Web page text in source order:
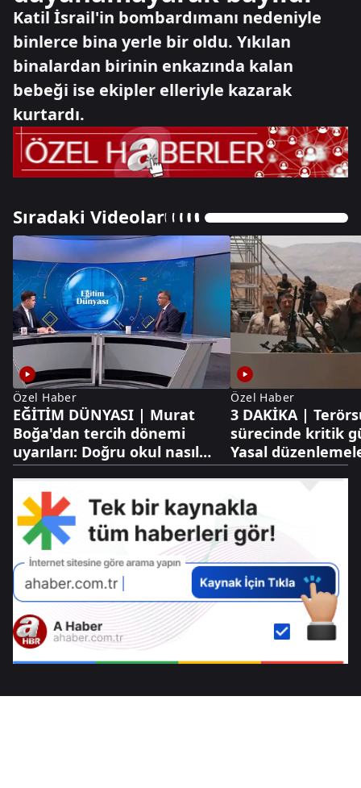
Katil İsrail'in bombardımanı nedeniyle
binlerce bina yerle bir oldu. Yıkılan
binalardan birinin enkazında kalan
bebeği ise ekipler elleriyle kazarak
kurtardı.
Sıradaki Videolar
Özel Haber
EĞİTİM DÜNYASI | Murat
Boğa'dan tercih dönemi
uyarıları: Doğru okul nasıl
seçilir?
Özel Haber
3 DAKİKA |
sürecinde kritik
Yasal